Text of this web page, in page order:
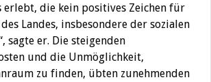
erlebt, die kein positives Zeichen für
Landes, insbesondere der sozialen
sagte er. Die steigenden
und die Unmöglichkeit,
zu finden, übten zunehmenden